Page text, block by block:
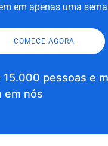
em apenas uma
COMECE AGORA
15.000 pessoas e
em nós